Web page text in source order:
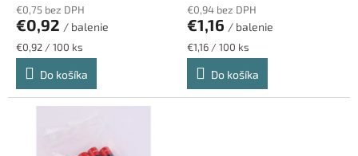
€0,75 bez DPH
€0,92 / balenie
Jednotková
cena:
€0,92 / 100 ks
Do košíka
€0,94 bez DPH
€1,16 / balenie
Jednotková
cena:
€1,16 / 100 ks
Do košíka